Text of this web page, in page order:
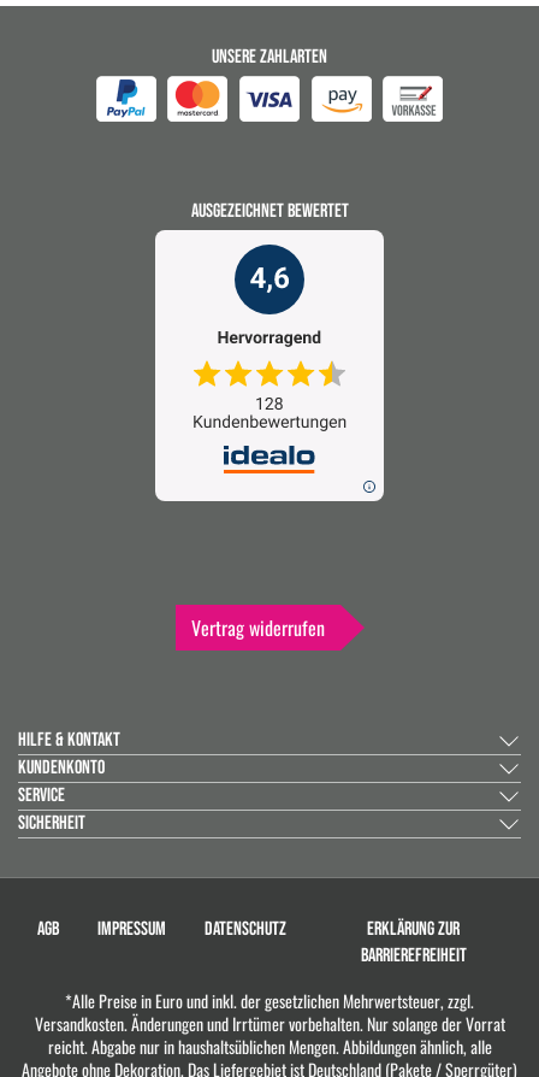
UNSERE ZAHLARTEN
AUSGEZEICHNET BEWERTET
Vertrag widerrufen
HILFE & KONTAKT
KUNDENKONTO
SERVICE
SICHERHEIT
AGB IMPRESSUM DATENSCHUTZ
ERKLÄRUNG ZUR
BARRIEREFREIHEIT
*Alle Preise in Euro und inkl. der gesetzlichen Mehrwertsteuer, zzgl.
Versandkosten. Änderungen und Irrtümer vorbehalten. Nur solange der Vorrat
reicht. Abgabe nur in haushaltsüblichen Mengen. Abbildungen ähnlich, alle
Angebote ohne Dekoration. Das Liefergebiet ist Deutschland (Pakete / Sperrgüter)